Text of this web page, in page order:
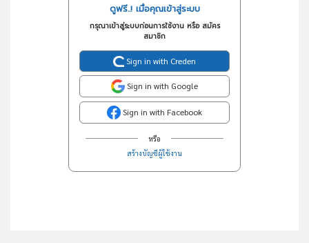
ดูฟรี..! เมื่อคุณเข้าสู่ระบบ
กรุณาเข้าสู่ระบบก่อนการใช้งาน หรือ สมัคร
สมาชิก
Sign in with Creden
Sign in with Google
Sign in with Facebook
หรือ
สร้างบัญชีผู้ใช้งาน